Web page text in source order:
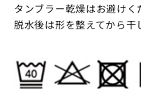
タンブラー乾燥はお避けく
脱水後は形を整えてから干